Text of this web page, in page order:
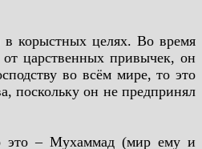
корыстных целях. Во время
царственных привычек, он
во всём мире, то это
поскольку он не предпринял
это – Мухаммад (мир ему и